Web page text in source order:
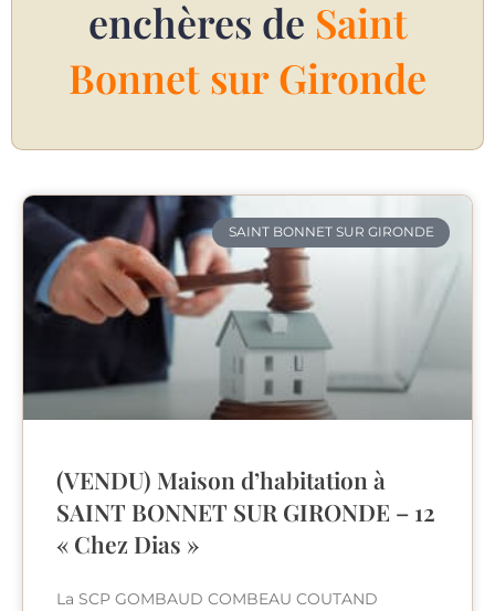
enchères de Saint
Bonnet sur Gironde
SAINT BONNET SUR GIRONDE
(VENDU) Maison d’habitation à
SAINT BONNET SUR GIRONDE – 12
« Chez Dias »
La SCP GOMBAUD COMBEAU COUTAND